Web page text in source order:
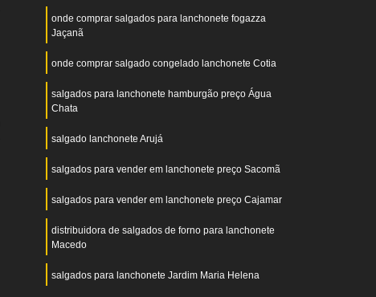
onde comprar salgados para lanchonete fogazza
Jaçanã
onde comprar salgado congelado lanchonete Cotia
salgados para lanchonete hamburgão preço Água
Chata
salgado lanchonete Arujá
salgados para vender em lanchonete preço Sacomã
salgados para vender em lanchonete preço Cajamar
distribuidora de salgados de forno para lanchonete
Macedo
salgados para lanchonete Jardim Maria Helena